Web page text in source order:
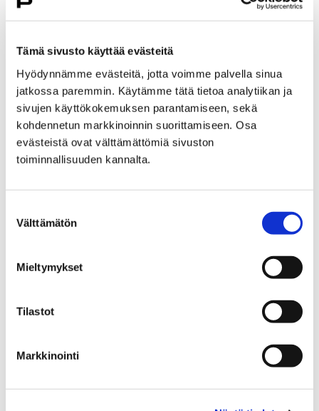
Tämä sivusto käyttää evästeitä
Hyödynnämme evästeitä, jotta voimme palvella sinua
jatkossa paremmin. Käytämme tätä tietoa analytiikan ja
sivujen käyttökokemuksen parantamiseen, sekä
kohdennetun markkinoinnin suorittamiseen. Osa
evästeistä ovat välttämättömiä sivuston
toiminnallisuuden kannalta.
valinta
Välttämätön
Mieltymykset
Tilastot
Markkinointi
Etusivu
Hyvinvointi
Yhdistyksille ja seuroille
Yhdistysillan 10.4.2025 työpajan yhteenveto
Yhdistysillan 10.4.2025
työpajan yhteenveto
Etusivu
Maauimala